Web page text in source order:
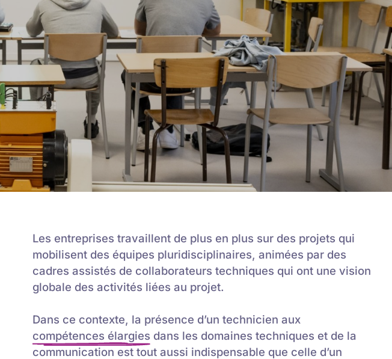
Les entreprises travaillent de plus en plus sur des projets qui
mobilisent des équipes pluridisciplinaires, animées par des
cadres assistés de collaborateurs techniques qui ont une vision
globale des activités liées au projet.
Dans ce contexte, la présence d’un technicien aux
compétences élargies dans les domaines techniques et de la
communication est tout aussi indispensable que celle d’un